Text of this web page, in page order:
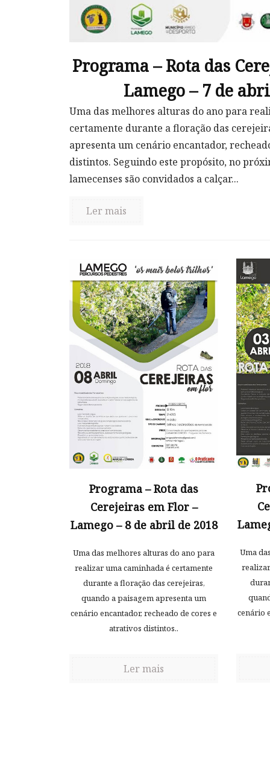
Programa – Rota das
Lamego – 7 de
Uma das melhores alturas do ano para
certamente durante a floração das
apresenta um cenário encantador,
distintos. Seguindo este propósito, no
lamecenses são convidados a calçar...
Ler mais
Programa – Rota das
Cerejeiras em Flor –
Lamego – 8 de abril de 2018
Uma das melhores alturas do ano para
realizar uma caminhada é certamente
durante a floração das cerejeiras,
quando a paisagem apresenta um
cenário encantador, recheado de cores e
atrativos distintos..
Ler mais
Uma
cenário